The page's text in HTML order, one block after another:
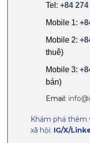
Tel: +84
Mobile 1:
Mobile 2:
thuê)
Mobile 3:
bán)
Email:
Khám phá thêm
xã hội: IG/X/